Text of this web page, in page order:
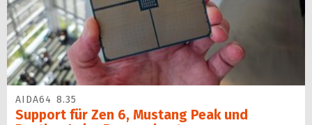
AIDA64 8.35
Support für Zen 6, Mustang Peak und